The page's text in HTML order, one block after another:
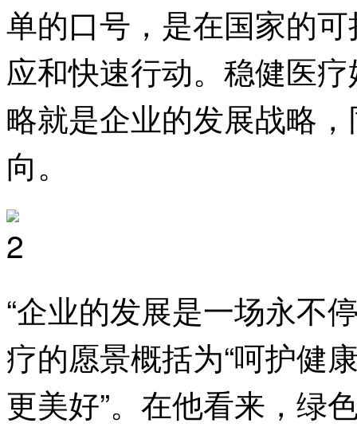
单的口号，是在国家的
应和快速行动。稳健医
略就是企业的发展战略
向。
“企业的发展是一场永不
疗的愿景概括为“呵护健
更美好”。在他看来，绿